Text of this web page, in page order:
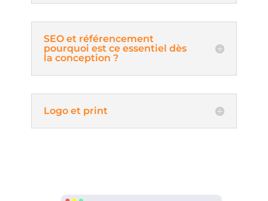
SEO et référencement
pourquoi est ce essentiel dès
la conception ?
Logo et print